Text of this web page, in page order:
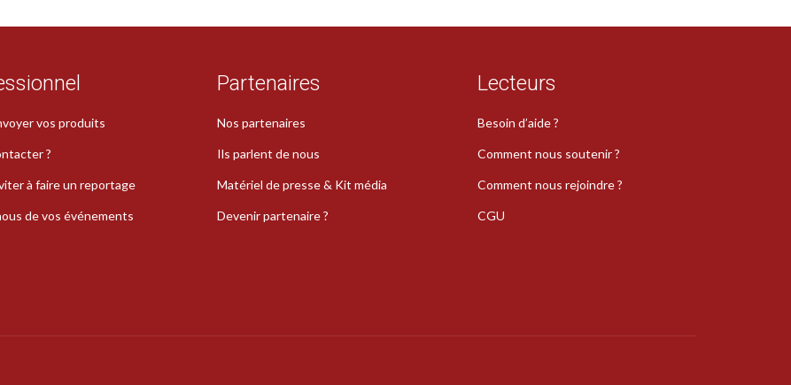
vos produits
?
à faire un reportage
de vos événements
Partenaires
Nos partenaires
Ils parlent de nous
Matériel de presse & Kit média
Devenir partenaire ?
Lecteurs
Besoin d’aide ?
Comment nous soutenir ?
Comment nous rejoindre ?
CGU